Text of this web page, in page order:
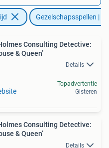
Gezelschapsspellen |
Consulting Detective:
& Queen’
Details
Topadvertentie
Gisteren
Consulting Detective:
& Queen’
Details